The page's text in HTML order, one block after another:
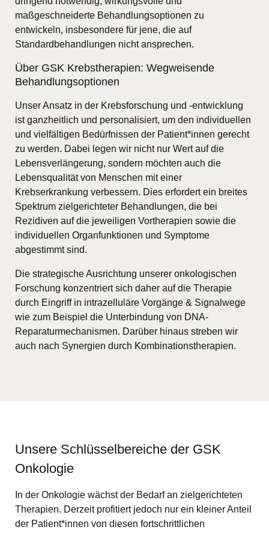
maßgeschneiderte Behandlungsoptionen zu
entwickeln, insbesondere für jene, die auf
Standardbehandlungen nicht ansprechen.
Über GSK Krebstherapien: Wegweisende
Behandlungsoptionen
Unser Ansatz in der Krebsforschung und -entwicklung
ist ganzheitlich und personalisiert, um den individuellen
und vielfältigen Bedürfnissen der Patient*innen gerecht
zu werden. Dabei legen wir nicht nur Wert auf die
Lebensverlängerung, sondern möchten auch die
Lebensqualität von Menschen mit einer
Krebserkrankung verbessern. Dies erfordert ein breites
Spektrum zielgerichteter Behandlungen, die bei
Rezidiven auf die jeweiligen Vortherapien sowie die
individuellen Organfunktionen und Symptome
abgestimmt sind.
Die strategische Ausrichtung unserer onkologischen
Forschung konzentriert sich daher auf die Therapie
durch Eingriff in intrazelluläre Vorgänge & Signalwege
wie zum Beispiel die Unterbindung von DNA-
Reparaturmechanismen. Darüber hinaus streben wir
auch nach Synergien durch Kombinationstherapien.
Unsere Schlüsselbereiche der GSK
Onkologie
In der Onkologie wächst der Bedarf an zielgerichteten
Therapien. Derzeit profitiert jedoch nur ein kleiner Anteil
der Patient*innen von diesen fortschrittlichen